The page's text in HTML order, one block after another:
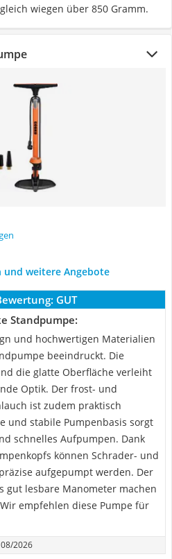
wiegen über 850 Gramm.
und weitere Angebote
GUT
Standpumpe:
und hochwertigen Materialien
beeindruckt. Die
die glatte Oberfläche verleiht
Optik. Der frost- und
ist zudem praktisch
und stabile Pumpenbasis sorgt
schnelles Aufpumpen. Dank
können Schrader- und
aufgepumpt werden. Der
gut lesbare Manometer machen
empfehlen diese Pumpe für
08/2026